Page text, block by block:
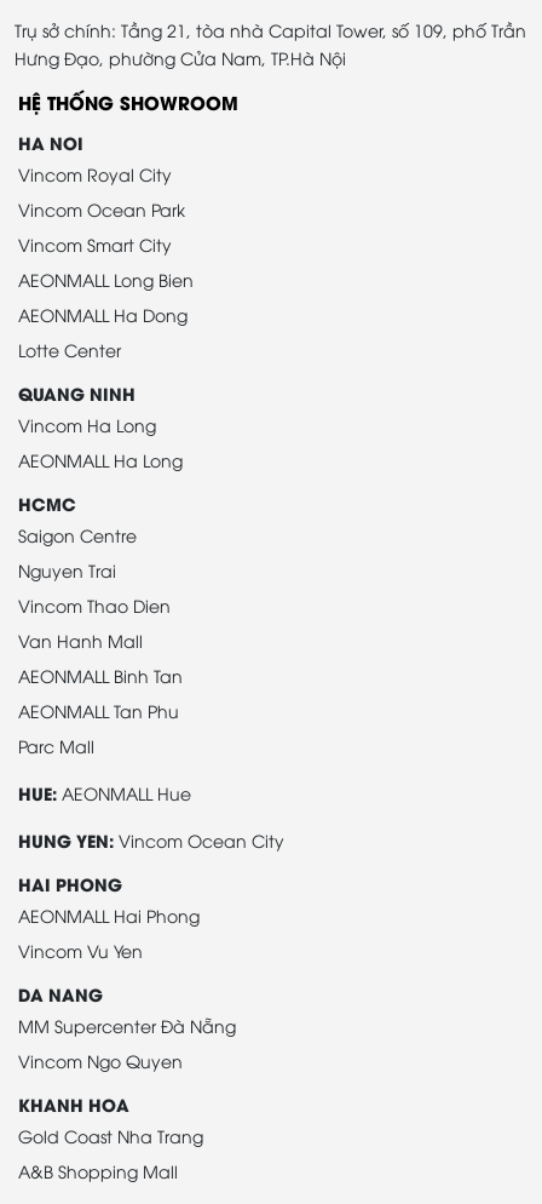
Trụ sở chính: Tầng 21, tòa nhà Capital Tower, số 109, phố Trần
Hưng Đạo, phường Cửa Nam, TP.Hà Nội
HỆ THỐNG SHOWROOM
HA NOI
Vincom Royal City
Vincom Ocean Park
Vincom Smart City
AEONMALL Long Bien
AEONMALL Ha Dong
Lotte Center
QUANG NINH
Vincom Ha Long
AEONMALL Ha Long
HCMC
Saigon Centre
Nguyen Trai
Vincom Thao Dien
Van Hanh Mall
AEONMALL Binh Tan
AEONMALL Tan Phu
Parc Mall
HUE: AEONMALL Hue
HUNG YEN: Vincom Ocean City
HAI PHONG
AEONMALL Hai Phong
Vincom Vu Yen
DA NANG
MM Supercenter Đà Nẵng
Vincom Ngo Quyen
KHANH HOA
Gold Coast Nha Trang
A&B Shopping Mall